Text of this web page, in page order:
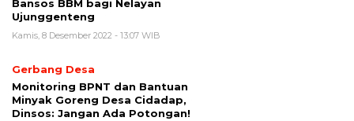
Bansos BBM bagi Nelayan
Ujunggenteng
Kamis, 8 Desember 2022 - 13:07 WIB
Gerbang Desa
Monitoring BPNT dan Bantuan
Minyak Goreng Desa Cidadap,
Dinsos: Jangan Ada Potongan!